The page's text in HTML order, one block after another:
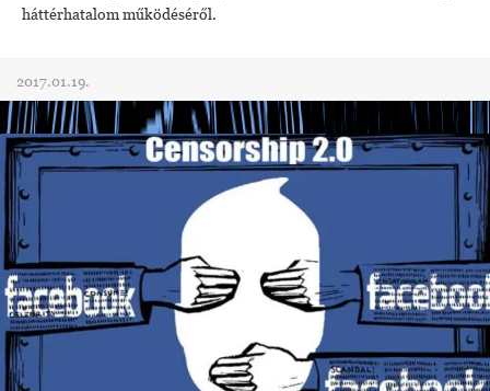
háttérhatalom működéséről.
2017.01.19.